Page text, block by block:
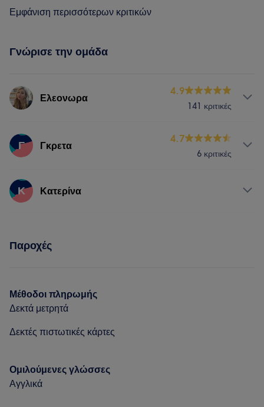
Εμφάνιση περισσότερων κριτικών
Γνώρισε την ομάδα
Ελεονωρα
4.9
141 κριτικές
Υπηρεσίες
Πορτφόλιο
Γ Γκρετα
4.7
6 κριτικές
Υπηρεσίες
Κ Κατερίνα
Νύχια
Παροχές
Μέθοδοι πληρωμής
Δεκτά μετρητά
Δεκτές πιστωτικές κάρτες
Ομιλούμενες γλώσσες
Αγγλικά